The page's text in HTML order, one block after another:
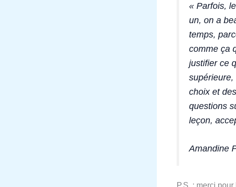
« Parfois,
un, on a
temps,
comme ça
justifier ce
supérieure,
choix et
questions
leçon,
Amandine
P.S. : merci